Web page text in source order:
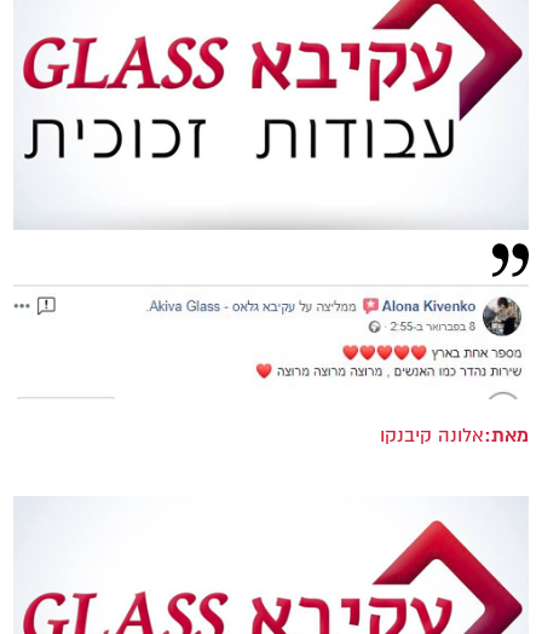
מאת:אלונה קיבנקו